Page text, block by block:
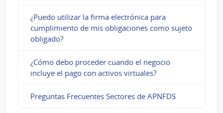
¿Puedo utilizar la firma electrónica para
cumplimiento de mis obligaciones como sujeto
obligado?
¿Cómo debo proceder cuando el negocio
incluye el pago con activos virtuales?
Preguntas Frecuentes Sectores de APNFDS